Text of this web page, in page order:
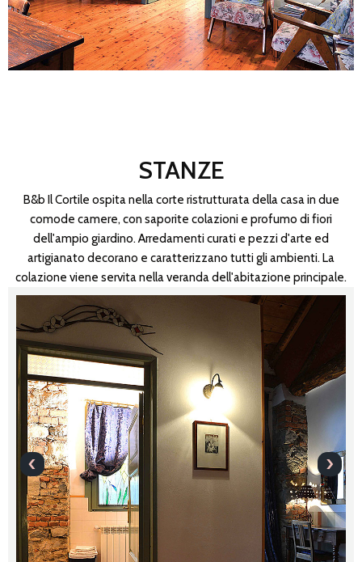
STANZE
B&b Il Cortile ospita nella corte ristrutturata della casa in due
comode camere, con saporite colazioni e profumo di fiori
dell'ampio giardino. Arredamenti curati e pezzi d'arte ed
artigianato decorano e caratterizzano tutti gli ambienti. La
colazione viene servita nella veranda dell'abitazione principale.
‹ ›